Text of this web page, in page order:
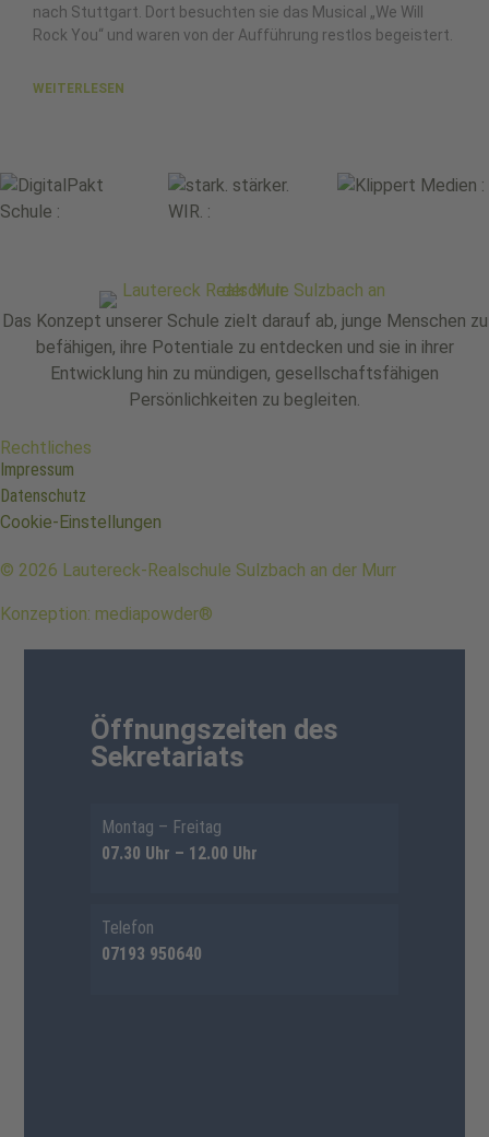
nach Stuttgart. Dort besuchten sie das Musical „We Will
Rock You“ und waren von der Aufführung restlos begeistert.
WEITERLESEN
Das Konzept unserer Schule zielt darauf ab, junge Menschen zu
befähigen, ihre Potentiale zu entdecken und sie in ihrer
Entwicklung hin zu mündigen, gesellschaftsfähigen
Persönlichkeiten zu begleiten.
Rechtliches
Impressum
Datenschutz
Cookie-Einstellungen
© 2026 Lautereck-Realschule Sulzbach an der Murr
Konzeption: mediapowder®
Öffnungszeiten des
Sekretariats
Montag – Freitag
07.30 Uhr – 12.00 Uhr
Telefon
07193 950640